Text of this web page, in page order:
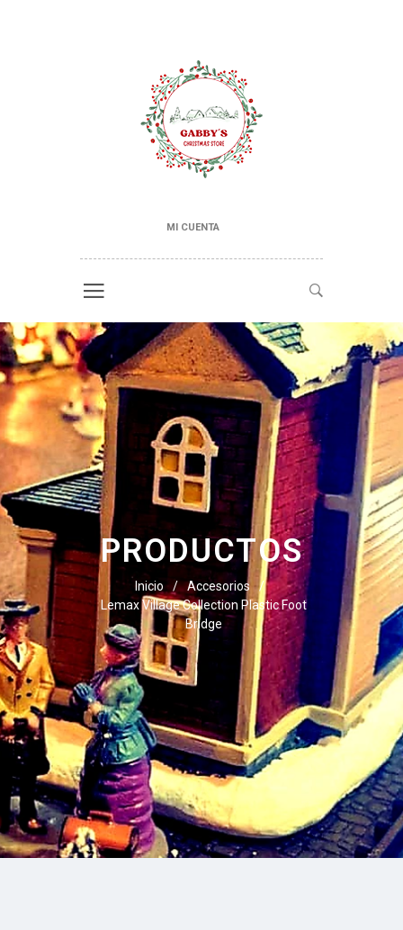
MI CUENTA
PRODUCTOS
Inicio / Accesorios
/
Lemax Village Collection Plastic Foot
Bridge